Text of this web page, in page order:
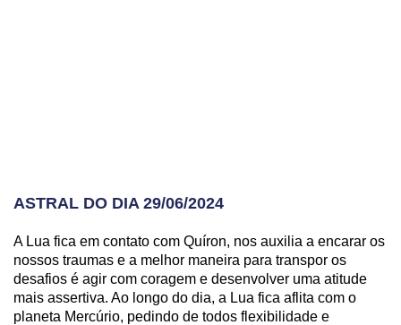
ASTRAL DO DIA 29/06/2024
A Lua fica em contato com Quíron, nos auxilia a encarar os
nossos traumas e a melhor maneira para transpor os
desafios é agir com coragem e desenvolver uma atitude
mais assertiva. Ao longo do dia, a Lua fica aflita com o
planeta Mercúrio, pedindo de todos flexibilidade e